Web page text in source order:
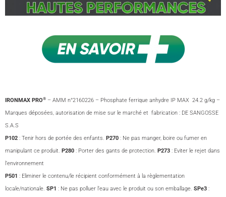
IRONMAX PRO® – AMM n°2160226 – Phosphate ferrique anhydre IP MAX 24.2 g/kg –
Marques déposées, autorisation de mise sur le marché et fabrication : DE SANGOSSE
S.A.S
P102 : Tenir hors de portée des enfants. P270 : Ne pas manger, boire ou fumer en
manipulant ce produit. P280 : Porter des gants de protection. P273 : Eviter le rejet dans
l’environnement
P501 : Eliminer le contenu/le récipient conformément à la règlementation
locale/nationale. SP1 : Ne pas polluer l’eau avec le produit ou son emballage. SPe3 :